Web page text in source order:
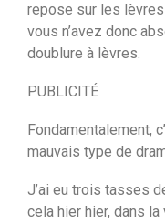
repose sur les
vous n’avez donc
doublure à lèvres.
PUBLICITÉ
Fondamentalement,
mauvais type de
J’ai eu trois tasses
cela hier hier, dans